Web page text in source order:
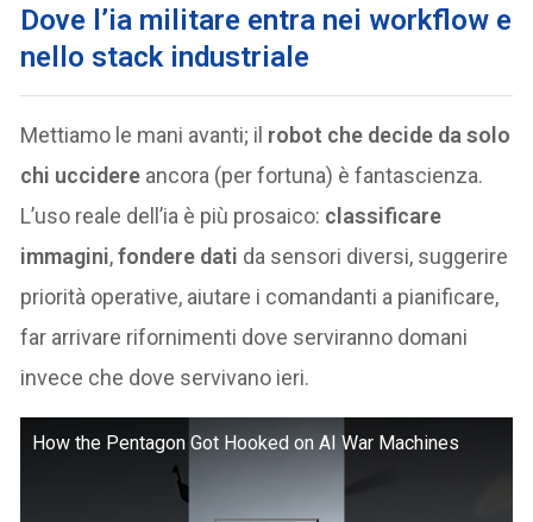
Dove l’ia militare entra nei workflow e
nello stack industriale
Mettiamo le mani avanti; il robot che decide da solo
chi uccidere ancora (per fortuna) è fantascienza.
L’uso reale dell’ia è più prosaico: classificare
immagini,fondere dati da sensori diversi, suggerire
priorità operative, aiutare i comandanti a pianificare,
far arrivare rifornimenti dove serviranno domani
invece che dove servivano ieri.
How the Pentagon Got Hooked on AI War Machines